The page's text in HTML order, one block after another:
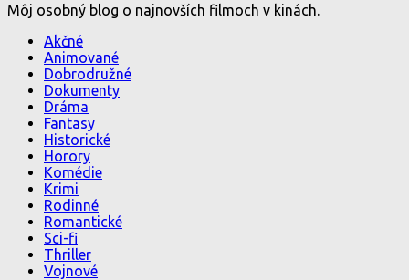
Môj osobný blog o najnovších filmoch v kinách.
Akčné
Animované
Dobrodružné
Dokumenty
Dráma
Fantasy
Historické
Horory
Komédie
Krimi
Rodinné
Romantické
Sci-fi
Thriller
Vojnové